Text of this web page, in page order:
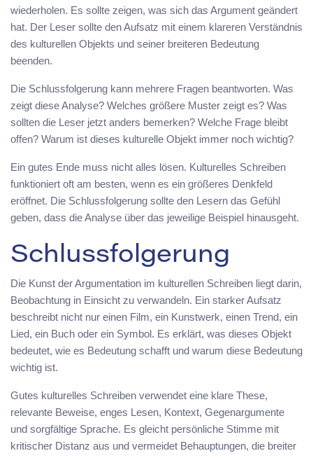
wiederholen. Es sollte zeigen, was sich das Argument geändert
hat. Der Leser sollte den Aufsatz mit einem klareren Verständnis
des kulturellen Objekts und seiner breiteren Bedeutung
beenden.
Die Schlussfolgerung kann mehrere Fragen beantworten. Was
zeigt diese Analyse? Welches größere Muster zeigt es? Was
sollten die Leser jetzt anders bemerken? Welche Frage bleibt
offen? Warum ist dieses kulturelle Objekt immer noch wichtig?
Ein gutes Ende muss nicht alles lösen. Kulturelles Schreiben
funktioniert oft am besten, wenn es ein größeres Denkfeld
eröffnet. Die Schlussfolgerung sollte den Lesern das Gefühl
geben, dass die Analyse über das jeweilige Beispiel hinausgeht.
Schlussfolgerung
Die Kunst der Argumentation im kulturellen Schreiben liegt darin,
Beobachtung in Einsicht zu verwandeln. Ein starker Aufsatz
beschreibt nicht nur einen Film, ein Kunstwerk, einen Trend, ein
Lied, ein Buch oder ein Symbol. Es erklärt, was dieses Objekt
bedeutet, wie es Bedeutung schafft und warum diese Bedeutung
wichtig ist.
Gutes kulturelles Schreiben verwendet eine klare These,
relevante Beweise, enges Lesen, Kontext, Gegenargumente
und sorgfältige Sprache. Es gleicht persönliche Stimme mit
kritischer Distanz aus und vermeidet Behauptungen, die breiter